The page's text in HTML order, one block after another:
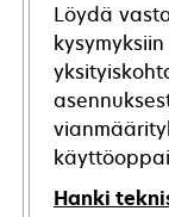
Löydä
Hanki